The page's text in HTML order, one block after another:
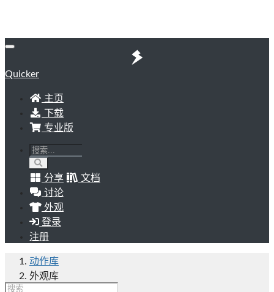
Quicker
主页
下载
专业版
分享
文档
讨论
外观
登录
注册
动作库
外观库